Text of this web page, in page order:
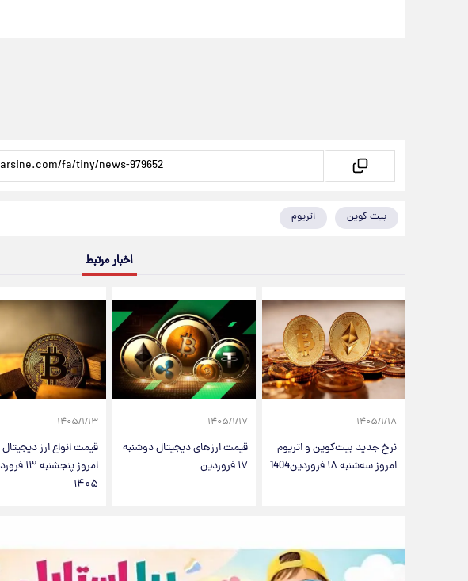
بیت کوین اتریوم
اخبار مرتبط
۱۴۰۵/۱/۱۸
نرخ جدید بیت‌کوین و اتریوم
امروز سه‌شنبه ۱۸ فروردین1404
۱۴۰۵/۱/۱۷
قیمت ارزهای دیجیتال دوشنبه
۱۷ فروردین
۱۴۰۵/۱/۱۳
قیمت انواع ارز دیجیتال
امروز پنجشنبه
۱۴۰۵